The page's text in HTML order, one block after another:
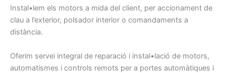
Instal•lem els motors a mida del client, per accionament de
clau a l’exterior, polsador interior o comandaments a
distància.
Oferim servei integral de reparació i instal•lació de motors,
automatismes i controls remots per a portes automàtiques i